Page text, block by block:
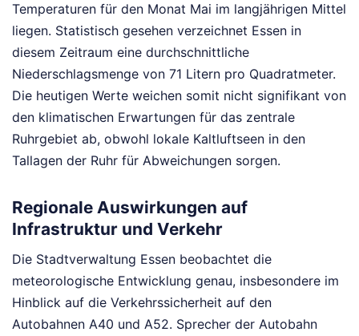
Temperaturen für den Monat Mai im langjährigen Mittel
liegen. Statistisch gesehen verzeichnet Essen in
diesem Zeitraum eine durchschnittliche
Niederschlagsmenge von 71 Litern pro Quadratmeter.
Die heutigen Werte weichen somit nicht signifikant von
den klimatischen Erwartungen für das zentrale
Ruhrgebiet ab, obwohl lokale Kaltluftseen in den
Tallagen der Ruhr für Abweichungen sorgen.
Regionale Auswirkungen auf
Infrastruktur und Verkehr
Die Stadtverwaltung Essen beobachtet die
meteorologische Entwicklung genau, insbesondere im
Hinblick auf die Verkehrssicherheit auf den
Autobahnen A40 und A52. Sprecher der Autobahn